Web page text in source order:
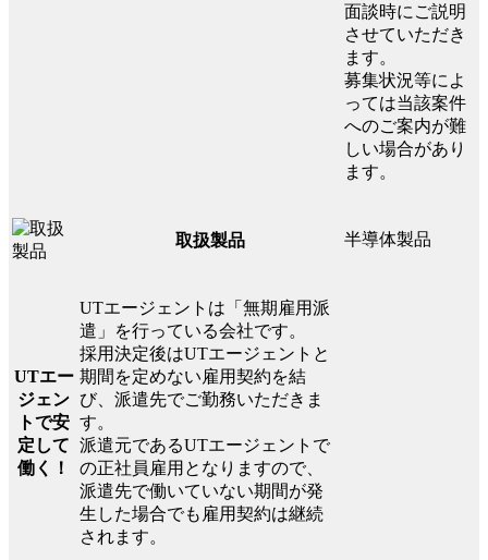
面談時にご説明
させていただき
ます。
募集状況等によ
っては当該案件
へのご案内が難
しい場合があり
ます。
取扱製品 半導体製品
UTエー
ジェン
トで安
定して
働く！
UTエージェントは「無期雇用派
遣」を行っている会社です。
採用決定後はUTエージェントと
期間を定めない雇用契約を結
び、派遣先でご勤務いただきま
す。
派遣元であるUTエージェントで
の正社員雇用となりますので、
派遣先で働いていない期間が発
生した場合でも雇用契約は継続
されます。